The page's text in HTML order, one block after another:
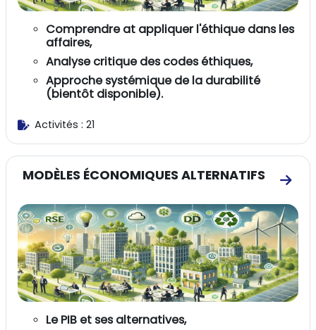
Comprendre at appliquer l'éthique dans les
affaires,
Analyse critique des codes éthiques,
Approche systémique de la durabilité
(bientôt disponible).
Activités : 21
MODÈLES ÉCONOMIQUES ALTERNATIFS
Aller
Le PIB et ses alternatives,